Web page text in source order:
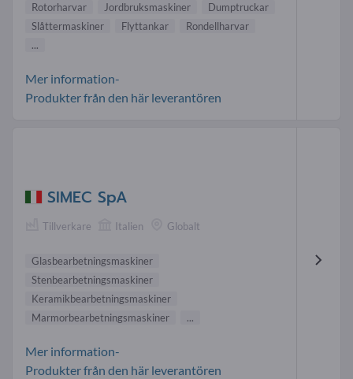
Rotorharvar
Jordbruksmaskiner
Dumptruckar
Slåttermaskiner
Flyttankar
Rondellharvar
...
Mer information-
Produkter från den här leverantören
SIMEC SpA
Tillverkare Italien Globalt
Glasbearbetningsmaskiner
Stenbearbetningsmaskiner
Keramikbearbetningsmaskiner
Marmorbearbetningsmaskiner
...
Mer information-
Produkter från den här leverantören